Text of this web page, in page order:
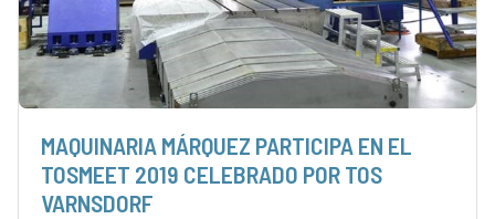
MAQUINARIA MÁRQUEZ PARTICIPA EN EL
TOSMEET 2019 CELEBRADO POR TOS
VARNSDORF